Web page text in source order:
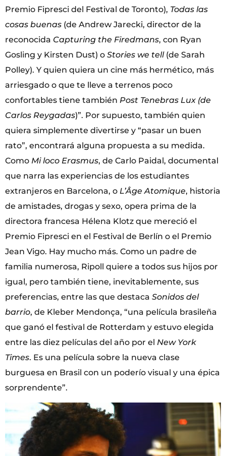
Premio Fipresci del Festival de Toronto), Todas las
cosas buenas (de Andrew Jarecki, director de la
reconocida Capturing the Firedmans, con Ryan
Gosling y Kirsten Dust) o Stories we tell (de Sarah
Polley). Y quien quiera un cine más hermético, más
arriesgado o que te lleve a terrenos poco
confortables tiene también Post Tenebras Lux (de
Carlos Reygadas)”. Por supuesto, también quien
quiera simplemente divertirse y “pasar un buen
rato”, encontrará alguna propuesta a su medida.
Como Mi loco Erasmus, de Carlo Paidal, documental
que narra las experiencias de los estudiantes
extranjeros en Barcelona, o L’Âge Atomique, historia
de amistades, drogas y sexo, opera prima de la
directora francesa Hélena Klotz que mereció el
Premio Fipresci en el Festival de Berlín o el Premio
Jean Vigo. Hay mucho más. Como un padre de
familia numerosa, Ripoll quiere a todos sus hijos por
igual, pero también tiene, inevitablemente, sus
preferencias, entre las que destaca Sonidos del
barrio, de Kleber Mendonça, “una película brasileña
que ganó el festival de Rotterdam y estuvo elegida
entre las diez películas del año por el New York
Times. Es una película sobre la nueva clase
burguesa en Brasil con un poderío visual y una épica
sorprendente”.